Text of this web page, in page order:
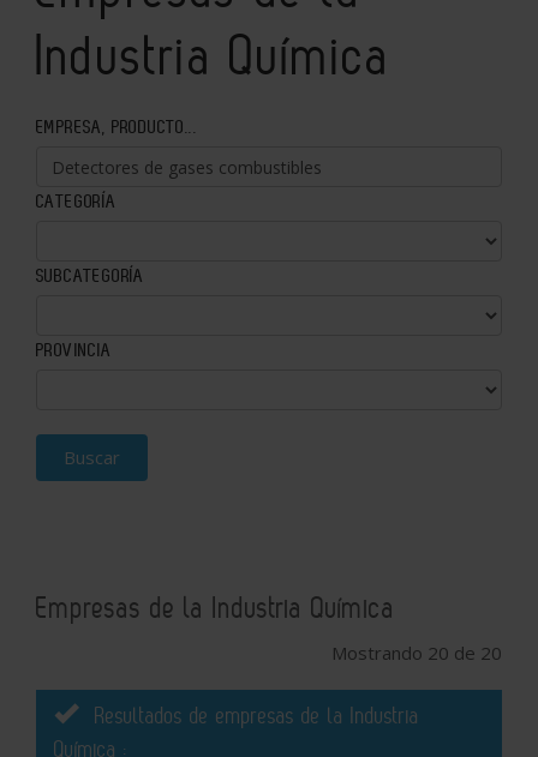
Industria Química
EMPRESA, PRODUCTO...
CATEGORÍA
SUBCATEGORÍA
PROVINCIA
Buscar
Empresas de la Industria Química
Mostrando 20 de 20
Resultados de empresas de la Industria
Química :